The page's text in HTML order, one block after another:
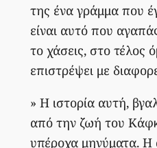
της ένα γράμμα που
είναι αυτό που
το χάσεις, στο
επιστρέψει με
» Η ιστορία αυτή,
από την ζωή του
υπέροχα μηνύματα. Η